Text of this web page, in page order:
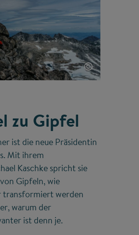
©
zu Gipfel
ist die neue Präsidentin
Mit ihrem
Kaschke spricht sie
Gipfeln, wie
transformiert werden
warum der
ist denn je.